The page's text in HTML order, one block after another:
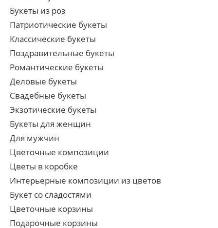
Букеты из роз
Патриотические букеты
Классические букеты
Поздравительные букеты
Романтические букеты
Деловые букеты
Свадебные букеты
Экзотические букеты
Букеты для женщин
Для мужчин
Цветочные композиции
Цветы в коробке
Интерьерные композиции из цветов
Букет со сладостями
Цветочные корзины
Подарочные корзины